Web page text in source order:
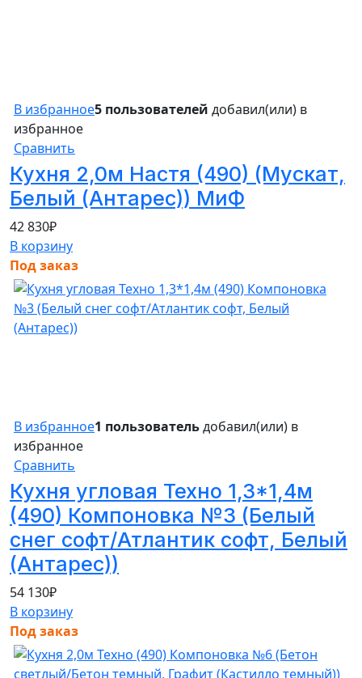
В избранное5 пользователей добавил(или) в
избранное
Сравнить
Кухня 2,0м Настя (490) (Мускат,
Белый (Антарес)) МиФ
42 830₽
В корзину
Под заказ
В избранное1 пользовательдобавил(или) в
избранное
Сравнить
Кухня угловая Техно 1,3*1,4м
(490) Компоновка №3 (Белый
снег софт/Атлантик софт, Белый
(Антарес))
54 130₽
В корзину
Под заказ